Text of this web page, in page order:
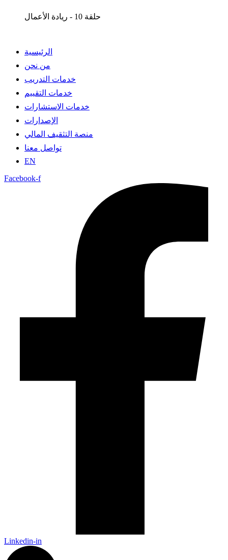
حلقة 10 - ريادة الأعمال
الرئيسية
من نحن
خدمات التدريب
خدمات التقييم
خدمات الاستشارات
الإصدارات
منصة التثقيف المالي
تواصل معنا
EN
Facebook-f
Linkedin-in